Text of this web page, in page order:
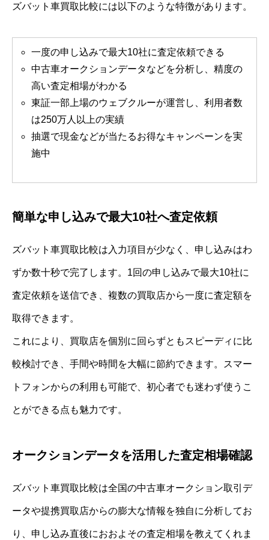
ズバット車買取比較には以下のような特徴があります。
一度の申し込みで最大10社に査定依頼できる
中古車オークションデータなどを分析し、精度の
高い査定相場がわかる
東証一部上場のウェブクルーが運営し、利用者数
は250万人以上の実績
抽選で現金などが当たるお得なキャンペーンを実
施中
簡単な申し込みで最大10社へ査定依頼
ズバット車買取比較は入力項目が少なく、申し込みはわ
ずか数十秒で完了します。1回の申し込みで最大10社に
査定依頼を送信でき、複数の買取店から一度に査定額を
取得できます。
これにより、買取店を個別に回らずともスピーディに比
較検討でき、手間や時間を大幅に節約できます。スマー
トフォンからの利用も可能で、初心者でも迷わず使うこ
とができる点も魅力です。
オークションデータを活用した査定相場確認
ズバット車買取比較は全国の中古車オークション取引デ
ータや提携買取店からの膨大な情報を独自に分析してお
り、申し込み直後におおよその査定相場を教えてくれま